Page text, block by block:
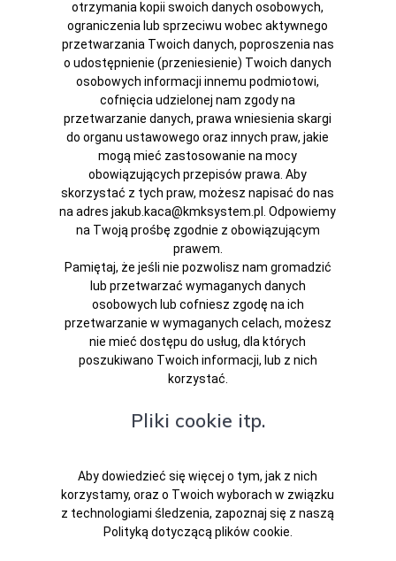
otrzymania kopii swoich danych osobowych,
ograniczenia lub sprzeciwu wobec aktywnego
przetwarzania Twoich danych, poproszenia nas
o udostępnienie (przeniesienie) Twoich danych
osobowych informacji innemu podmiotowi,
cofnięcia udzielonej nam zgody na
przetwarzanie danych, prawa wniesienia skargi
do organu ustawowego oraz innych praw, jakie
mogą mieć zastosowanie na mocy
obowiązujących przepisów prawa. Aby
skorzystać z tych praw, możesz napisać do nas
na adres jakub.kaca@kmksystem.pl. Odpowiemy
na Twoją prośbę zgodnie z obowiązującym
prawem.
Pamiętaj, że jeśli nie pozwolisz nam gromadzić
lub przetwarzać wymaganych danych
osobowych lub cofniesz zgodę na ich
przetwarzanie w wymaganych celach, możesz
nie mieć dostępu do usług, dla których
poszukiwano Twoich informacji, lub z nich
korzystać.
Pliki cookie itp.
Aby dowiedzieć się więcej o tym, jak z nich
korzystamy, oraz o Twoich wyborach w związku
z technologiami śledzenia, zapoznaj się z naszą
Polityką dotyczącą plików cookie.